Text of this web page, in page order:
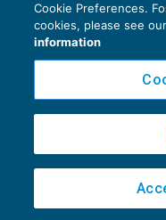
Copyright 2016 ©
Piazza Luigi Einaudi,
Cookie Preferences.
cookies, please see
information